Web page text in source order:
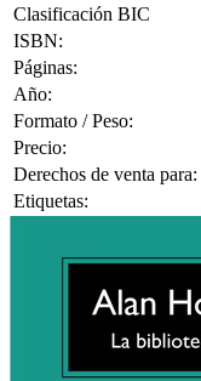
Clasificación BIC
ISBN:
Páginas:
Año:
Formato / Peso:
Precio:
Derechos de venta para:
Etiquetas: